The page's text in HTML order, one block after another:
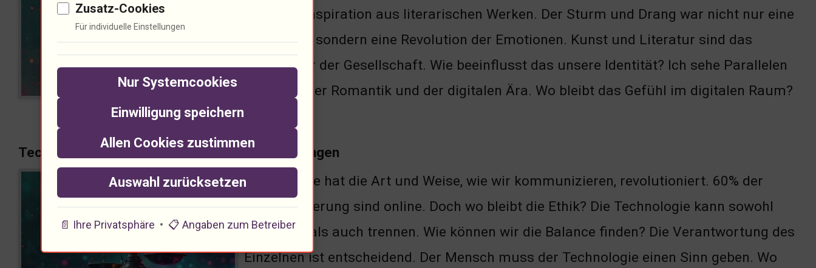
beziehen Inspiration aus literarischen Werken. Der Sturm und Drang war nicht nur eine
Bewegung, sondern eine Revolution der Emotionen. Kunst und Literatur sind das
Sprachrohr der Gesellschaft. Wie beeinflusst das unsere Identität? Ich sehe Parallelen
zwischen der Romantik und der digitalen Ära. Wo bleibt das Gefühl im digitalen Raum?
Technologie und ihre ethischen Herausforderungen
Technologie hat die Art und Weise, wie wir kommunizieren, revolutioniert. 60% der
Weltbevölkerung sind online. Doch wo bleibt die Ethik? Die Technologie kann sowohl
verbinden als auch trennen. Wie können wir die Balance finden? Die Verantwortung des
Einzelnen ist entscheidend. Der Mensch muss der Technologie einen Sinn geben. Wo
Zusatz-Cookies
Für individuelle Einstellungen
Nur Systemcookies
Einwilligung speichern
Allen Cookies zustimmen
Auswahl zurücksetzen
📄 Ihre Privatsphäre • 📋 Angaben zum Betreiber